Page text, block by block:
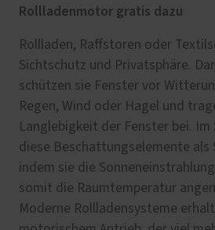
Rollladenmotor gratis dazu
Rollladen, Raffstoren oder
Sichtschutz und Privatsphäre.
schützen sie Fenster vor
Regen, Wind oder Hagel und
Langlebigkeit der Fenster bei. Im
diese Beschattungselemente als
indem sie die
somit die Raumtemperatur
Moderne Rollladensysteme